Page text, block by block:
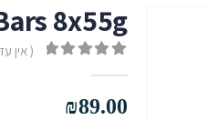
8x55g
( אין
₪89.00